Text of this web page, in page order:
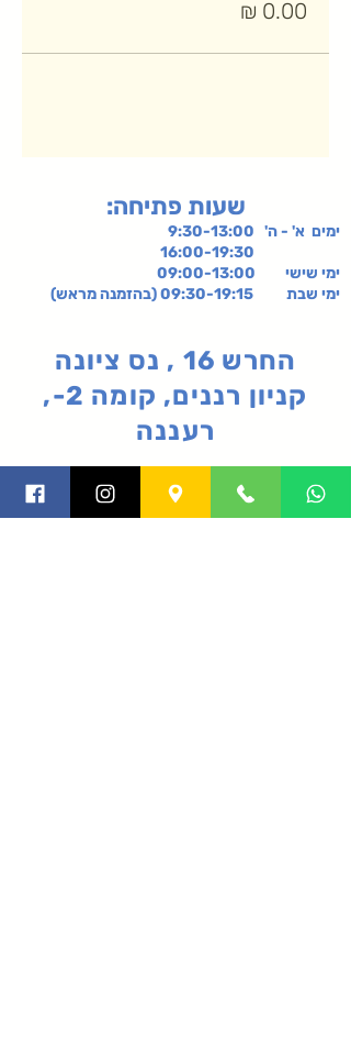
:שעות פתיחה
ימים א' - ה' 9:30-13:00
ימי שישי 09:00-13:00
ימי שבת 09:30-19:15 (בהזמנה מראש)
החרש 16 , נס ציונה
קניון רננים, קומה 2-,
רעננה